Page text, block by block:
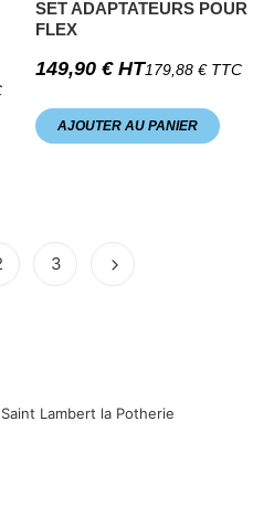
SET ADAPTATEURS POUR
FLEX
149,90 €HT179,88 €TTC
AJOUTER AU PANIER
3
Lambert la Potherie